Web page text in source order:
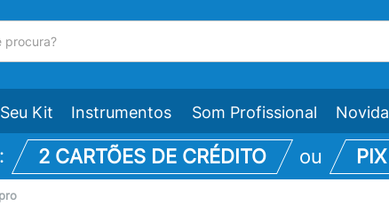
Kit Instrumentos Som Profissional
2 CARTÕES DE CRÉDITO ou